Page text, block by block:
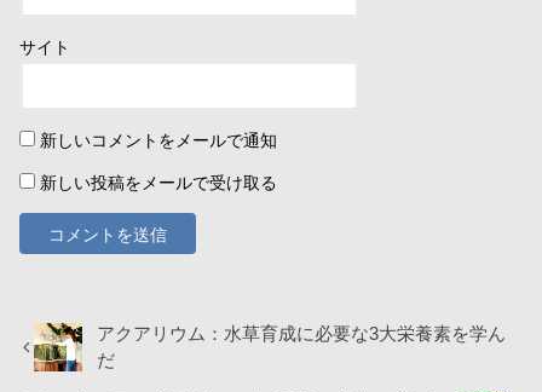
サイト
新しいコメントをメールで通知
新しい投稿をメールで受け取る
アクアリウム：水草育成に必要な3大栄養素を学ん
だ